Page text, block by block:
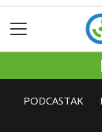
PODCASTAK